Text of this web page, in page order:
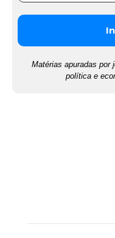
Matérias apuradas por
política e